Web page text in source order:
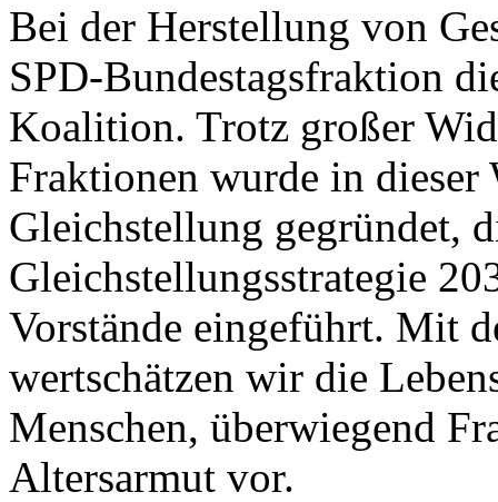
Bei der Herstellung von
SPD-Bundestagsfraktion
Koalition. Trotz großer
Fraktionen wurde in
Gleichstellung gegründet,
Gleichstellungsstrategie
Vorstände eingeführt. Mit
wertschätzen wir die
Menschen, überwiegend
Altersarmut vor.